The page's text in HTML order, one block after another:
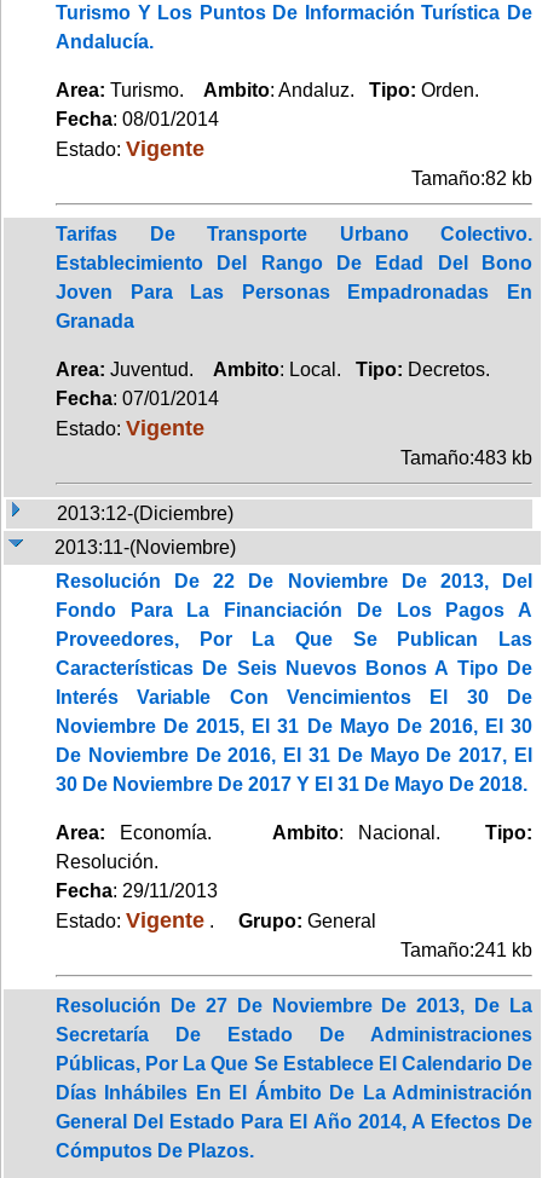
Turismo Y Los Puntos De Información Turística De
Andalucía.
Area: Turismo. Ambito: Andaluz. Tipo: Orden.
Fecha: 08/01/2014
Estado: Vigente
Tamaño:82 kb
Tarifas De Transporte Urbano Colectivo.
Establecimiento Del Rango De Edad Del Bono
Joven Para Las Personas Empadronadas En
Granada
Area: Juventud. Ambito: Local. Tipo: Decretos.
Fecha: 07/01/2014
Estado: Vigente
Tamaño:483 kb
2013:12-(Diciembre)
2013:11-(Noviembre)
Resolución De 22 De Noviembre De 2013, Del
Fondo Para La Financiación De Los Pagos A
Proveedores, Por La Que Se Publican Las
Características De Seis Nuevos Bonos A Tipo De
Interés Variable Con Vencimientos El 30 De
Noviembre De 2015, El 31 De Mayo De 2016, El 30
De Noviembre De 2016, El 31 De Mayo De 2017, El
30 De Noviembre De 2017 Y El 31 De Mayo De 2018.
Area: Economía. Ambito: Nacional.Tipo:
Resolución.
Fecha: 29/11/2013
Estado: Vigente . Grupo: General
Tamaño:241 kb
Resolución De 27 De Noviembre De 2013, De La
Secretaría De Estado De Administraciones
Públicas, Por La Que Se Establece El Calendario De
Días Inhábiles En El Ámbito De La Administración
General Del Estado Para El Año 2014, A Efectos De
Cómputos De Plazos.